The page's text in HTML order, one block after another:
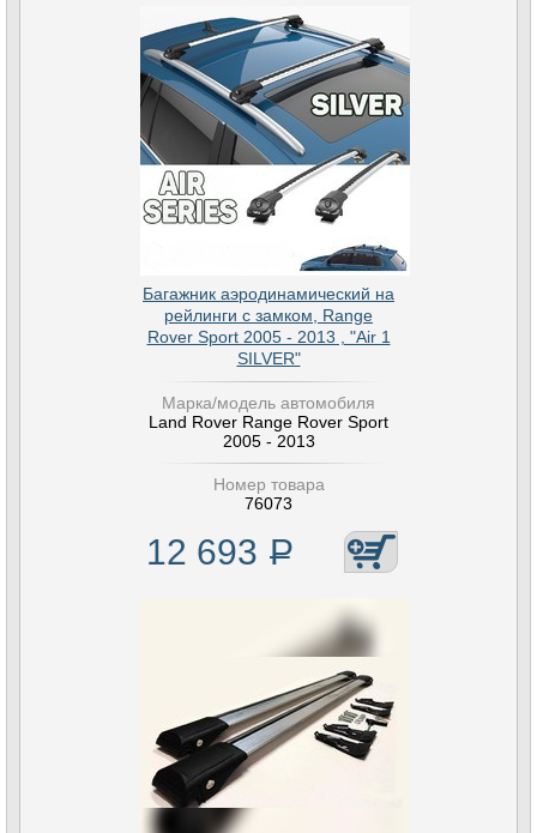
Багажник аэродинамический на
рейлинги с замком, Range
Rover Sport 2005 - 2013 , "Air 1
SILVER"
Марка/модель автомобиля
Land Rover Range Rover Sport
2005 - 2013
Номер товара
76073
12 693 Р